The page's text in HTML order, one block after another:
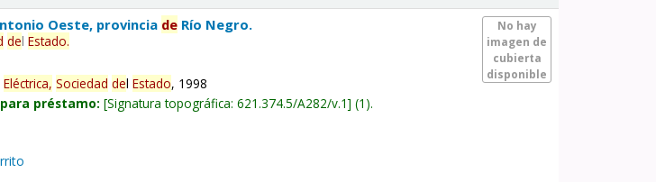
No hay
imagen de
cubierta
disponible
Oeste, provincia de Río Negro.
delEstado.
Eléctrica, Sociedad delEstado, 1998
préstamo: Signatura topográfica:621.374.5/A282/v.1 (1).